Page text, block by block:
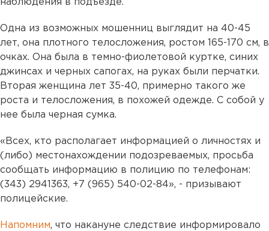
наблюдения в подъезде.
Одна из возможных мошенниц выглядит на 40-45
лет, она плотного телосложения, ростом 165-170 см, в
очках. Она была в темно-фиолетовой куртке, синих
джинсах и черных сапогах, на руках были перчатки.
Вторая женщина лет 35-40, примерно такого же
роста и телосложения, в похожей одежде. С собой у
нее была черная сумка.
«Всех, кто располагает информацией о личностях и
(либо) местонахождении подозреваемых, просьба
сообщать информацию в полицию по телефонам:
(343) 2941363, +7 (965) 540-02-84», - призывают
полицейские.
Напомним, что накануне следствие информировало